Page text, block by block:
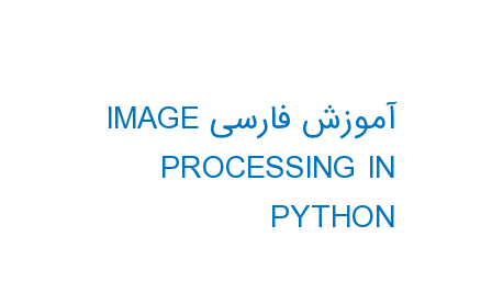
آموزش فارسی IMAGE
PROCESSING IN
PYTHON